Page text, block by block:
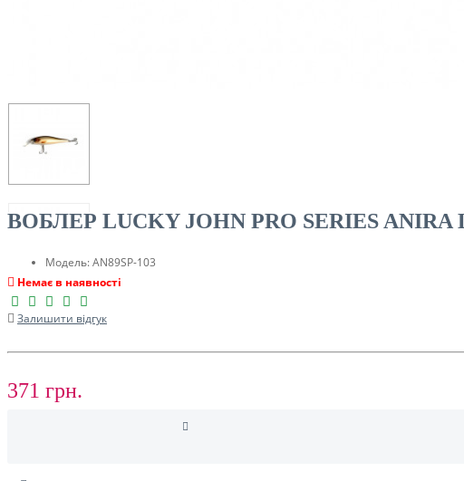
ВОБЛЕР LUCKY JOHN PRO SERIES
Модель:AN89SP-103
Немає в наявності
Залишити відгук
371 грн.